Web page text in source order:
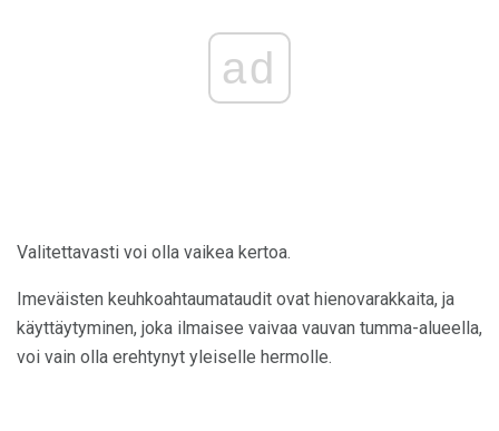
ad
Valitettavasti voi olla vaikea kertoa.
Imeväisten keuhkoahtaumataudit ovat hienovarakkaita, ja
käyttäytyminen, joka ilmaisee vaivaa vauvan tumma-alueella,
voi vain olla erehtynyt yleiselle hermolle.